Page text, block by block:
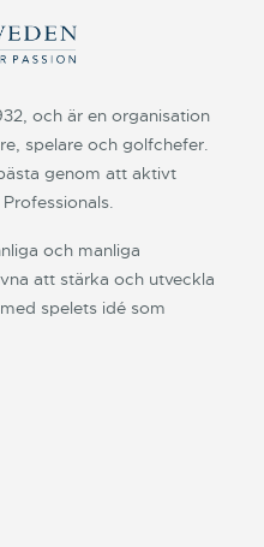
och är en organisation
spelare och golfchefer.
genom att aktivt
och manliga
att stärka och utveckla
spelets idé som